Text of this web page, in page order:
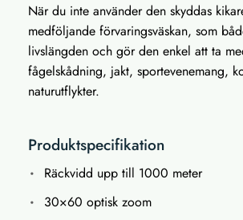
När du inte använder den skyddas
medföljande förvaringsväskan, som
livslängden och gör den enkel att ta
fågelskådning, jakt, sportevenemang,
naturutflykter.
Produktspecifikation
Räckvidd upp till 1000 meter
30×60 optisk zoom